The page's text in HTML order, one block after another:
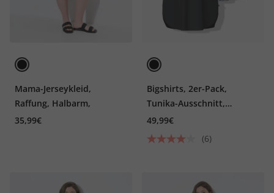
Mama-Jerseykleid,
Raffung, Halbarm,
35,99€
Bigshirts, 2er-Pack,
Tunika-Ausschnitt,
Langarm
49,99€
(6)